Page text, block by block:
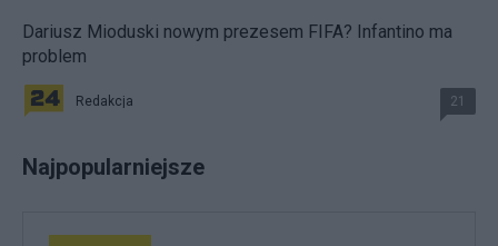
Dariusz Mioduski nowym prezesem FIFA? Infantino ma
problem
Redakcja 21
Najpopularniejsze